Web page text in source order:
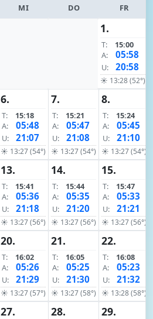
MI DO FR
1.
T:
15:00
A:
05:58
U: 20:58
☀ 13:28 (52°)
6.
T:
15:18
A:
05:48
U: 21:07
☀ 13:27 (54°)
7.
T:
15:21
A:
05:47
U: 21:08
☀ 13:27 (54°)
8.
T:
15:24
A:
05:45
U: 21:10
☀ 13:27 (54°)
13.
T:
15:41
A:
05:36
U: 21:18
☀ 13:27 (56°)
14.
T:
15:44
A:
05:35
U: 21:20
☀ 13:27 (56°)
15.
T:
15:47
A:
05:33
U: 21:21
☀ 13:27 (56°)
20.
T:
16:02
A:
05:26
U: 21:29
☀ 13:27 (57°)
21.
T:
16:05
A:
05:25
U: 21:30
☀ 13:27 (58°)
22.
T:
16:08
A:
05:23
U: 21:32
☀ 13:28 (58°)
27. 28. 29.